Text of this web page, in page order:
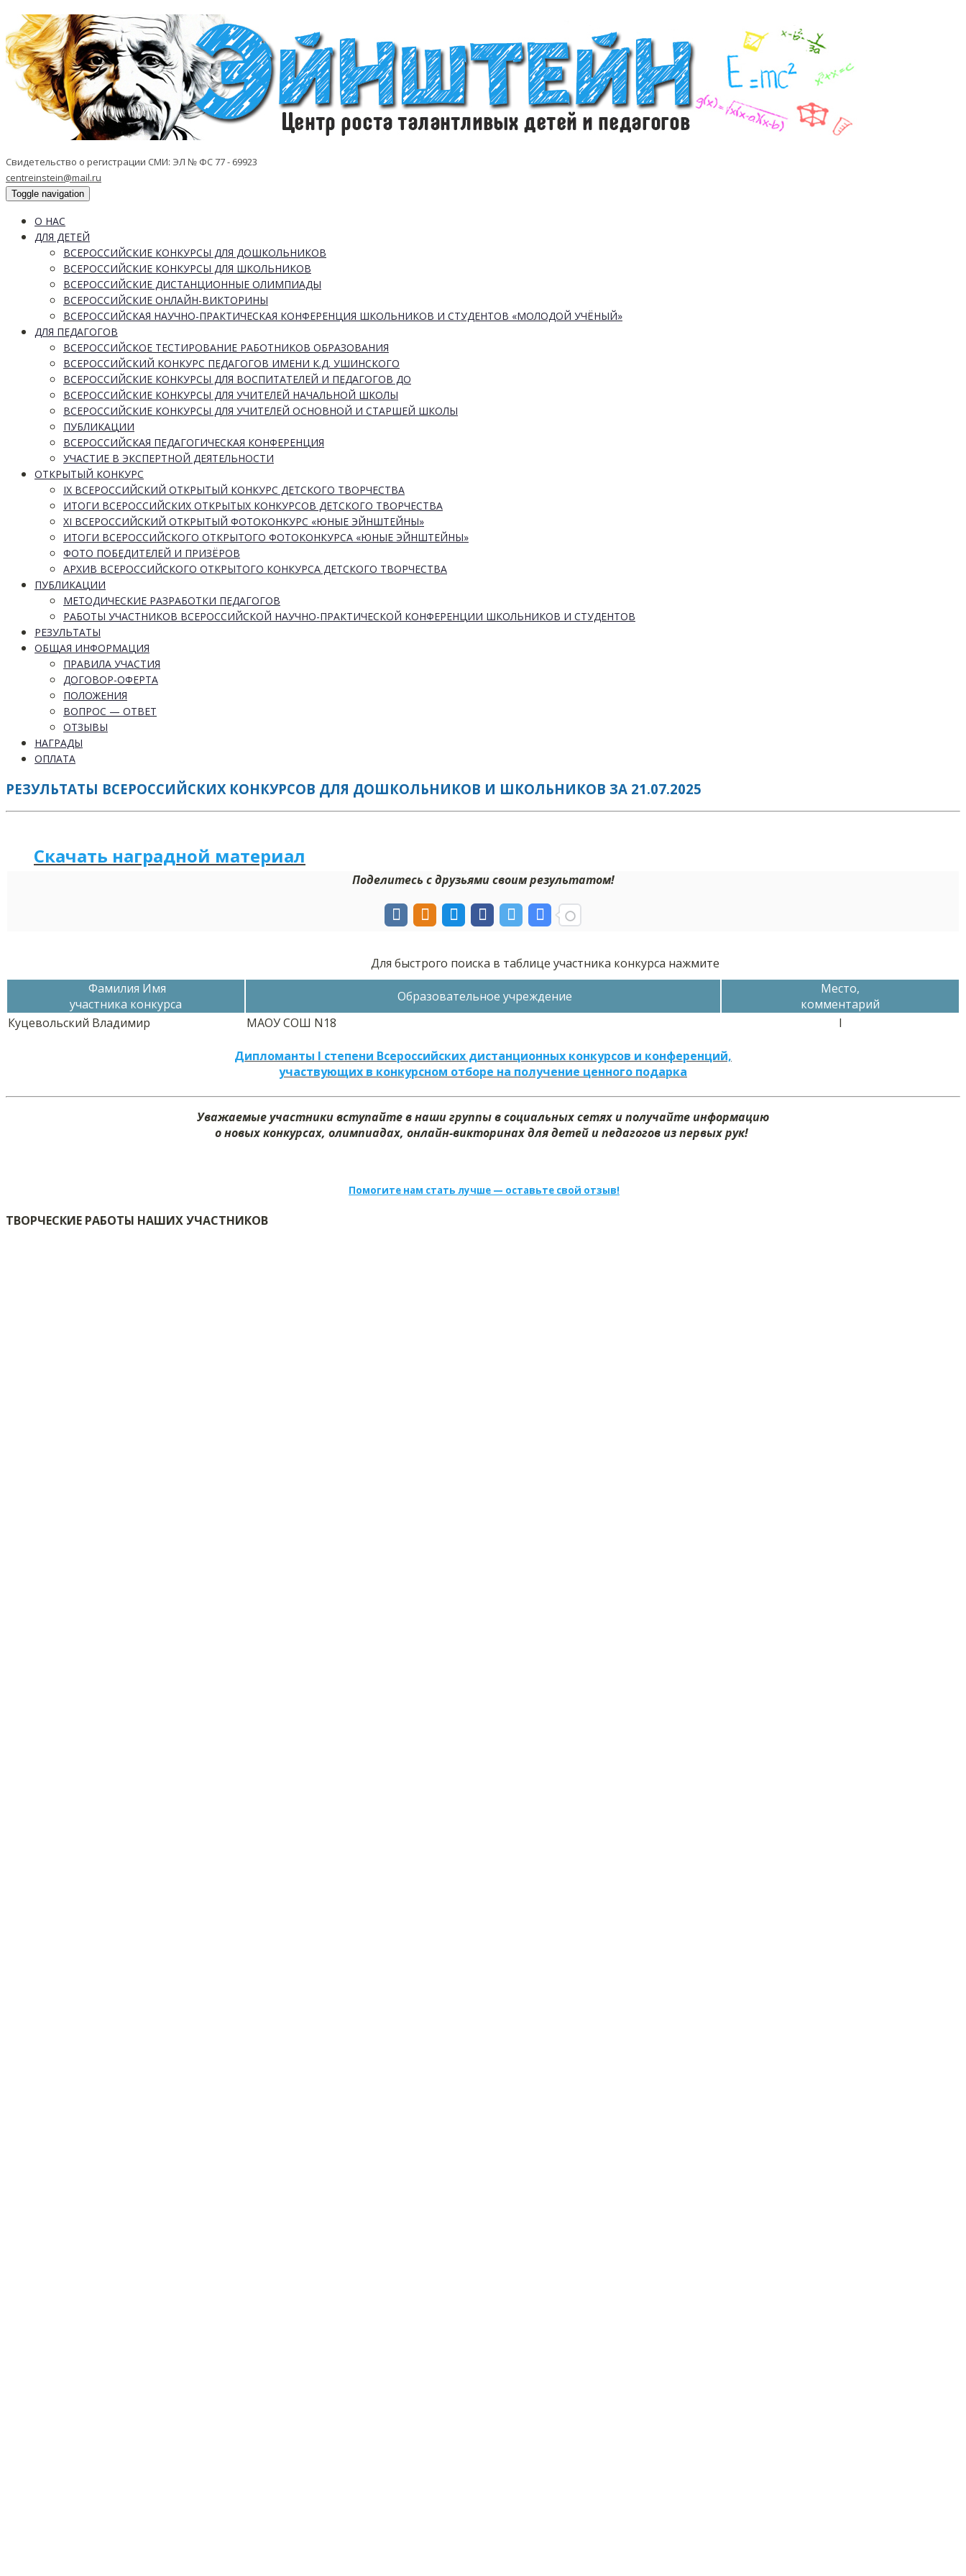
Свидетельство о регистрации СМИ: ЭЛ № ФС 77 - 69923
centreinstein@mail.ru
Toggle navigation
О НАС
ДЛЯ ДЕТЕЙ
ВСЕРОССИЙСКИЕ КОНКУРСЫ ДЛЯ ДОШКОЛЬНИКОВ
ВСЕРОССИЙСКИЕ КОНКУРСЫ ДЛЯ ШКОЛЬНИКОВ
ВСЕРОССИЙСКИЕ ДИСТАНЦИОННЫЕ ОЛИМПИАДЫ
ВСЕРОССИЙСКИЕ ОНЛАЙН-ВИКТОРИНЫ
ВСЕРОССИЙСКАЯ НАУЧНО-ПРАКТИЧЕСКАЯ КОНФЕРЕНЦИЯ ШКОЛЬНИКОВ И СТУДЕНТОВ «МОЛОДОЙ УЧЁНЫЙ»
ДЛЯ ПЕДАГОГОВ
ВСЕРОССИЙСКОЕ ТЕСТИРОВАНИЕ РАБОТНИКОВ ОБРАЗОВАНИЯ
ВСЕРОССИЙСКИЙ КОНКУРС ПЕДАГОГОВ ИМЕНИ К.Д. УШИНСКОГО
ВСЕРОССИЙСКИЕ КОНКУРСЫ ДЛЯ ВОСПИТАТЕЛЕЙ И ПЕДАГОГОВ ДО
ВСЕРОССИЙСКИЕ КОНКУРСЫ ДЛЯ УЧИТЕЛЕЙ НАЧАЛЬНОЙ ШКОЛЫ
ВСЕРОССИЙСКИЕ КОНКУРСЫ ДЛЯ УЧИТЕЛЕЙ ОСНОВНОЙ И СТАРШЕЙ ШКОЛЫ
ПУБЛИКАЦИИ
ВСЕРОССИЙСКАЯ ПЕДАГОГИЧЕСКАЯ КОНФЕРЕНЦИЯ
УЧАСТИЕ В ЭКСПЕРТНОЙ ДЕЯТЕЛЬНОСТИ
ОТКРЫТЫЙ КОНКУРС
IX ВСЕРОССИЙСКИЙ ОТКРЫТЫЙ КОНКУРС ДЕТСКОГО ТВОРЧЕСТВА
ИТОГИ ВСЕРОССИЙСКИХ ОТКРЫТЫХ КОНКУРСОВ ДЕТСКОГО ТВОРЧЕСТВА
XI ВСЕРОССИЙСКИЙ ОТКРЫТЫЙ ФОТОКОНКУРС «ЮНЫЕ ЭЙНШТЕЙНЫ»
ИТОГИ ВСЕРОССИЙСКОГО ОТКРЫТОГО ФОТОКОНКУРСА «ЮНЫЕ ЭЙНШТЕЙНЫ»
ФОТО ПОБЕДИТЕЛЕЙ И ПРИЗЁРОВ
АРХИВ ВСЕРОССИЙСКОГО ОТКРЫТОГО КОНКУРСА ДЕТСКОГО ТВОРЧЕСТВА
ПУБЛИКАЦИИ
МЕТОДИЧЕСКИЕ РАЗРАБОТКИ ПЕДАГОГОВ
РАБОТЫ УЧАСТНИКОВ ВСЕРОССИЙСКОЙ НАУЧНО-ПРАКТИЧЕСКОЙ КОНФЕРЕНЦИИ ШКОЛЬНИКОВ И СТУДЕНТОВ
РЕЗУЛЬТАТЫ
ОБЩАЯ ИНФОРМАЦИЯ
ПРАВИЛА УЧАСТИЯ
ДОГОВОР-ОФЕРТА
ПОЛОЖЕНИЯ
ВОПРОС — ОТВЕТ
ОТЗЫВЫ
НАГРАДЫ
ОПЛАТА
РЕЗУЛЬТАТЫ ВСЕРОССИЙСКИХ КОНКУРСОВ ДЛЯ ДОШКОЛЬНИКОВ И ШКОЛЬНИКОВ ЗА 21.07.2025
Скачать наградной материал
Поделитесь с друзьями своим результатом!
Для быстрого поиска в таблице участника конкурса нажмите
Фамилия Имя
участника конкурса
Образовательное учреждение
Место,
комментарий
Куцевольский Владимир
МАОУ СОШ N18 I
Дипломанты I степени Всероссийских дистанционных конкурсов и конференций,
участвующих в конкурсном отборе на получение ценного подарка
Уважаемые участники вступайте в наши группы в социальных сетях и получайте информацию
о новых конкурсах, олимпиадах, онлайн-викторинах для детей и педагогов из первых рук!
Помогите нам стать лучше — оставьте свой отзыв!
ТВОРЧЕСКИЕ РАБОТЫ НАШИХ УЧАСТНИКОВ